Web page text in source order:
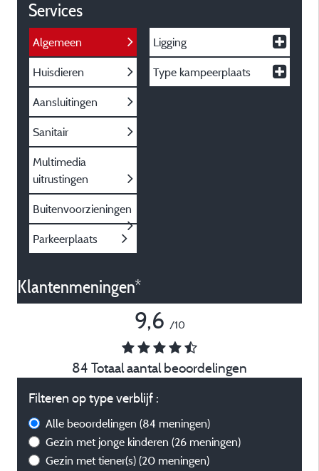
Services
Algemeen
Huisdieren
Aansluitingen
Sanitair
Multimedia
uitrustingen
Buitenvoorzieningen
Parkeerplaats
Ligging
Type kampeerplaats
Klantenmeningen*
9,6 /10
84 Totaal aantal beoordelingen
Filteren op type verblijf :
Alle beoordelingen (84 meningen)
Gezin met jonge kinderen (26 meningen)
Gezin met tiener(s) (20 meningen)